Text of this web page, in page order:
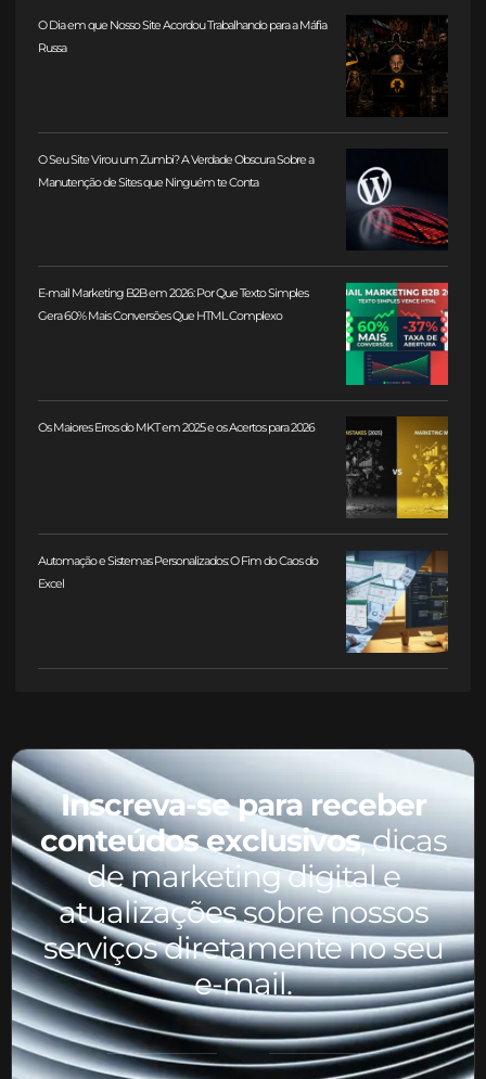
O Dia em que Nosso Site Acordou Trabalhando para a Máfia
Russa
O Seu Site Virou um Zumbi? A Verdade Obscura Sobre a
Manutenção de Sites que Ninguém te Conta
E-mail Marketing B2B em 2026: Por Que Texto Simples
Gera 60% Mais Conversões Que HTML Complexo
Os Maiores Erros do MKT em 2025 e os Acertos para 2026
Automação e Sistemas Personalizados: O Fim do Caos do
Excel
Inscreva-se para receber
conteúdos exclusivos, dicas
de marketing digital e
atualizações sobre nossos
serviços diretamente no seu
e-mail.